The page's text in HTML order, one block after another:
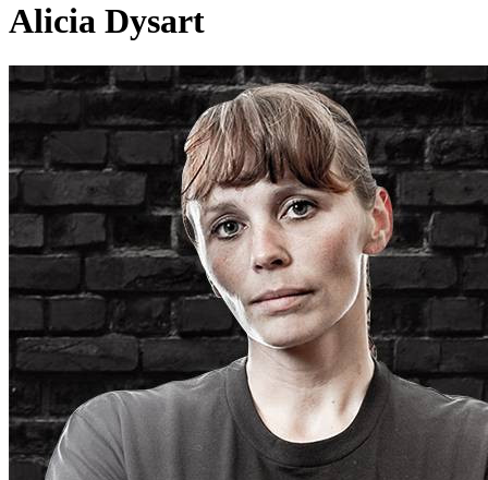
Alicia Dysart